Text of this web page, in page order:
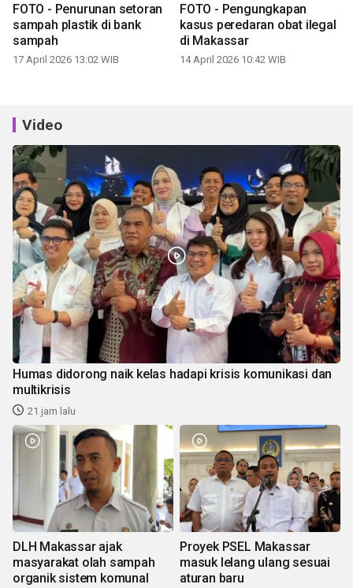
FOTO - Penurunan setoran
sampah plastik di bank
sampah
17 April 2026 13:02 WIB
FOTO - Pengungkapan
kasus peredaran obat ilegal
di Makassar
14 April 2026 10:42 WIB
Video
Humas didorong naik kelas hadapi krisis komunikasi dan
multikrisis
21 jam lalu
DLH Makassar ajak
masyarakat olah sampah
organik sistem komunal
Proyek PSEL Makassar
masuk lelang ulang sesuai
aturan baru